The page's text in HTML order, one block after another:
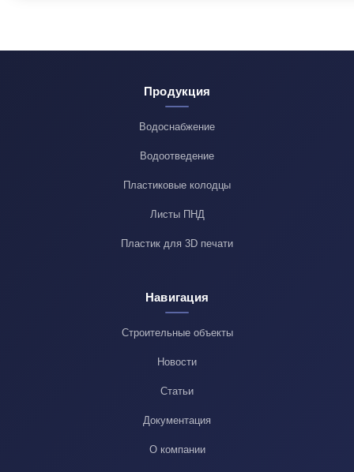
Продукция
Водоснабжение
Водоотведение
Пластиковые колодцы
Листы ПНД
Пластик для 3D печати
Навигация
Строительные объекты
Новости
Статьи
Документация
О компании